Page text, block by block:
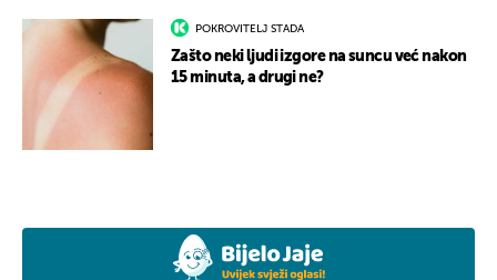
POKROVITELJ STADA
Zašto neki ljudi izgore na suncu već nakon
15 minuta, a drugi ne?